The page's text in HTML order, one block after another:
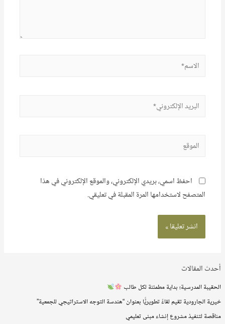
أحدث المقالات
الحقيبة المدرسية؛ بداية مطمئنة لكل طالب
خيرية الجارودية تقيم لقاءً تطويريًّا بعنوان “هندسة التوجه الاستراتيجي للجمعية”
مناقصة لتنفيذ مشروع إنشاء مبنى تعليمي
الاسم*
البريد
الموقع
احفظ اسمي، بريدي الإلكتروني، والموقع الإلكتروني في هذا
المتصفح لاستخدامها المرة المقبلة في تعليقي.